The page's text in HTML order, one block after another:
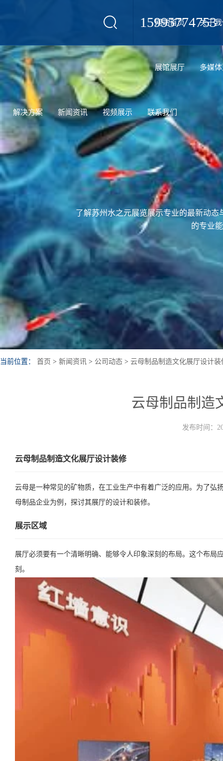
15995774753
网站首页 关于
展馆展厅 多媒
解决方案 新闻资讯 视频展示 联系我们
了解苏州水之元展览展示专业的最新动
的专业
当前位置： 首页 > 新闻资讯 > 公司动态 > 云母制品制造文化展厅设计装
云母制品制造
发布时间：
云母制品制造文化展厅设计装修
云母是一种常见的矿物质，在工业生产中有着广泛的应用。为了
母制品企业为例，探讨其展厅的设计和装修。
展示区域
展厅必须要有一个清晰明确、能够令人印象深刻的布局。这个布
刻。